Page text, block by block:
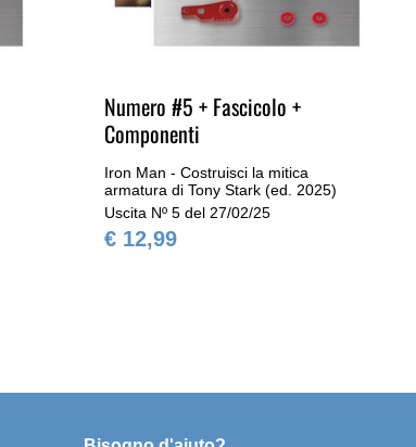
Numero #5 + Fascicolo +
Componenti
Iron Man - Costruisci la mitica
armatura di Tony Stark (ed. 2025)
Uscita Nº 5 del 27/02/25
€ 12,99